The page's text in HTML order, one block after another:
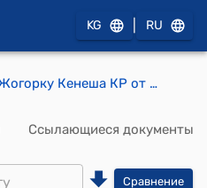
KG RU
Постановление Жогорку Кенеша КР от 21 января 2016 года № 221-VI "О создании временной депутатской комиссии Жогорку Кенеша Кыргызской Республики по изучению расходов на проект строительства Верхне-Нарынского каскада гидроэлектростанций"
Ссылающиеся документы
Сравнение